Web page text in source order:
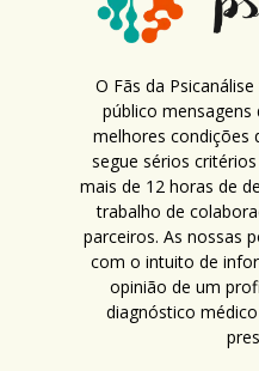
O Fãs da
público
melhores condições
segue sérios
mais de 12 horas de
trabalho de
parceiros. As nossas
com o intuito de
opinião de um
diagnóstico